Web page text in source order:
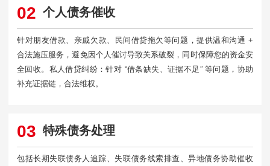
02 个人债务催收
针对朋友借款、亲戚欠款、民间借贷拖欠等问题，提供温和沟通 +
合法施压服务，避免因个人催讨导致关系破裂，同时保障您的资金安
全回收。私人借贷纠纷：针对 “借条缺失、证据不足” 等问题，协助
补充证据链，合法维权。
03 特殊债务处理
包括长期失联债务人追踪、失联债务线索排查、异地债务协助催收